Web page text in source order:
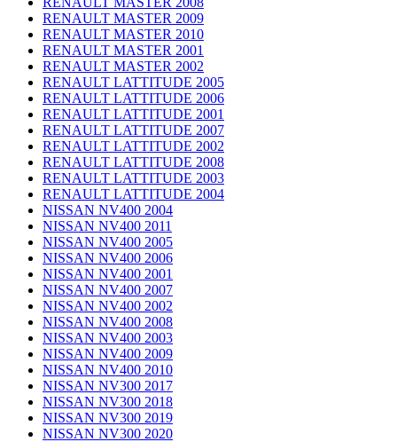
RENAULT MASTER 2009
RENAULT MASTER 2010
RENAULT MASTER 2001
RENAULT MASTER 2002
RENAULT LATTITUDE 2005
RENAULT LATTITUDE 2006
RENAULT LATTITUDE 2001
RENAULT LATTITUDE 2007
RENAULT LATTITUDE 2002
RENAULT LATTITUDE 2008
RENAULT LATTITUDE 2003
RENAULT LATTITUDE 2004
NISSAN NV400 2004
NISSAN NV400 2011
NISSAN NV400 2005
NISSAN NV400 2006
NISSAN NV400 2001
NISSAN NV400 2007
NISSAN NV400 2002
NISSAN NV400 2008
NISSAN NV400 2003
NISSAN NV400 2009
NISSAN NV400 2010
NISSAN NV300 2017
NISSAN NV300 2018
NISSAN NV300 2019
NISSAN NV300 2020